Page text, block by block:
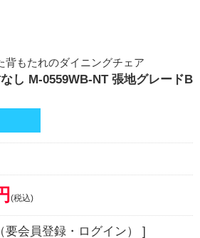
背もたれのダイニングチェア
し M-0559WB-NT 張地グレードB
(税込)
要会員登録・ログイン） ]